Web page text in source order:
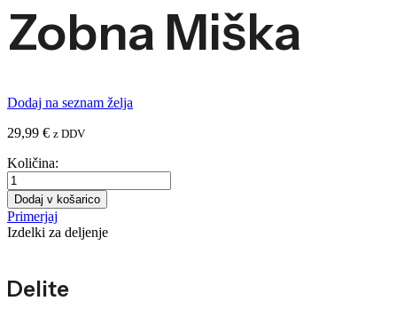
Zobna Miška
Dodaj na seznam želja
29,99 € z DDV
Količina:
Zobna
miška
količina
Dodaj v košarico
Primerjaj
Izdelki za deljenje
Delite